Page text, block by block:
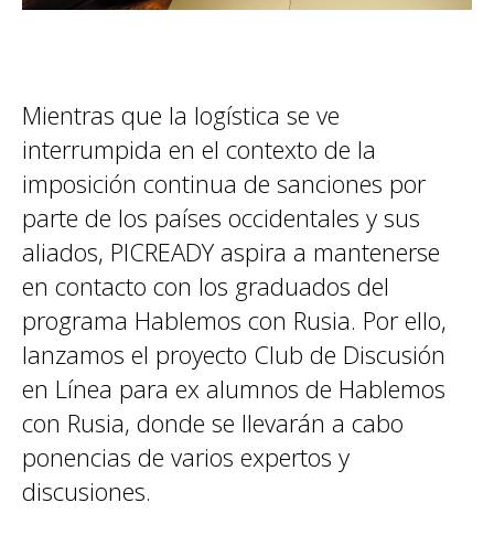
Mientras que la logística se ve
interrumpida en el contexto de la
imposición continua de sanciones por
parte de los países occidentales y sus
aliados, PICREADY aspira a mantenerse
en contacto con los graduados del
programa Hablemos con Rusia. Por ello,
lanzamos el proyecto Club de Discusión
en Línea para ex alumnos de Hablemos
con Rusia, donde se llevarán a cabo
ponencias de varios expertos y
discusiones.